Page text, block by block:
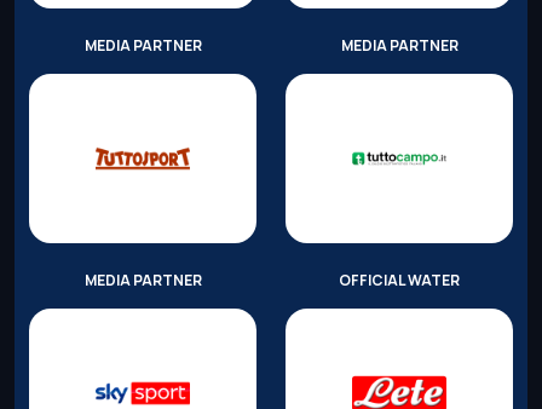
MEDIA PARTNER MEDIA PARTNER
MEDIA PARTNER OFFICIAL WATER